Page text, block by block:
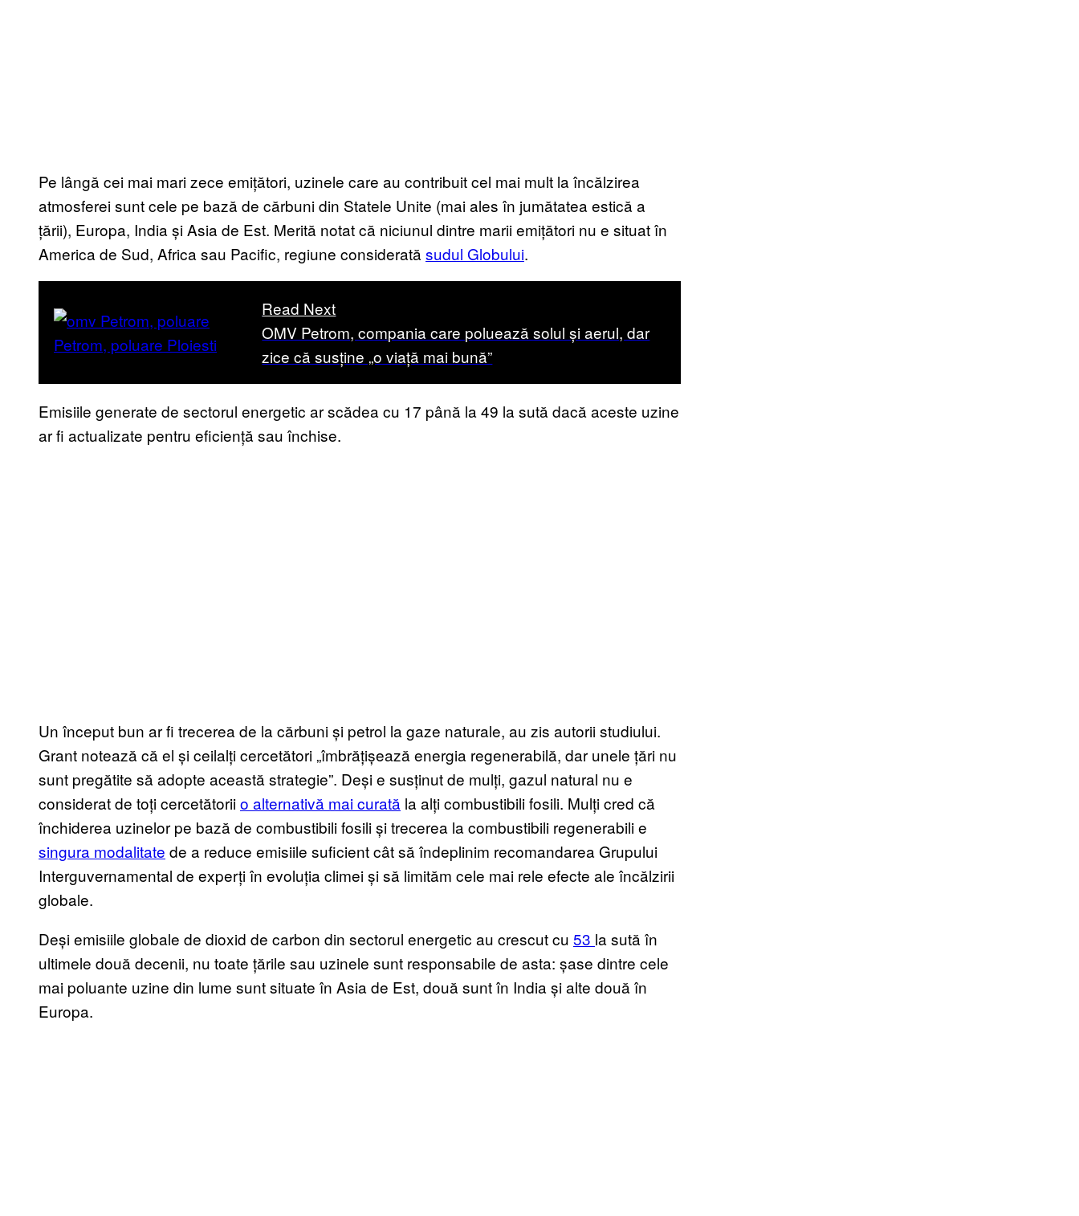
Pe lângă cei mai mari zece emițători, uzinele care au contribuit cel mai mult la încălzirea
atmosferei sunt cele pe bază de cărbuni din Statele Unite (mai ales în jumătatea estică a
țării), Europa, India și Asia de Est. Merită notat că niciunul dintre marii emițători nu e situat în
America de Sud, Africa sau Pacific, regiune considerată sudul Globului.
Read Next
OMV Petrom, compania care poluează solul și aerul, dar
zice că susține „o viață mai bună”
Emisiile generate de sectorul energetic ar scădea cu 17 până la 49 la sută dacă aceste uzine
ar fi actualizate pentru eficiență sau închise.
Un început bun ar fi trecerea de la cărbuni și petrol la gaze naturale, au zis autorii studiului.
Grant notează că el și ceilalți cercetători „îmbrățișează energia regenerabilă, dar unele țări nu
sunt pregătite să adopte această strategie”. Deși e susținut de mulți, gazul natural nu e
considerat de toți cercetătoriio alternativă mai curată la alți combustibili fosili. Mulți cred că
închiderea uzinelor pe bază de combustibili fosili și trecerea la combustibili regenerabili e
singura modalitate de a reduce emisiile suficient cât să îndeplinim recomandarea Grupului
Interguvernamental de experți în evoluția climei și să limităm cele mai rele efecte ale încălzirii
globale.
Deși emisiile globale de dioxid de carbon din sectorul energetic au crescut cu 53 la sută în
ultimele două decenii, nu toate țările sau uzinele sunt responsabile de asta: șase dintre cele
mai poluante uzine din lume sunt situate în Asia de Est, două sunt în India și alte două în
Europa.